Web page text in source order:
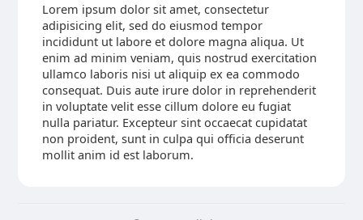
Lorem ipsum dolor sit amet, consectetur
adipisicing elit, sed do eiusmod tempor
incididunt ut labore et dolore magna aliqua. Ut
enim ad minim veniam, quis nostrud exercitation
ullamco laboris nisi ut aliquip ex ea commodo
consequat. Duis aute irure dolor in reprehenderit
in voluptate velit esse cillum dolore eu fugiat
nulla pariatur. Excepteur sint occaecat cupidatat
non proident, sunt in culpa qui officia deserunt
mollit anim id est laborum.